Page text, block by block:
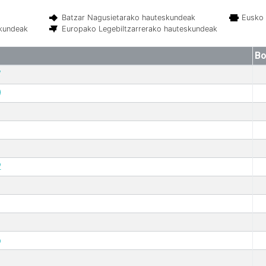
Batzar Nagusietarako hauteskundeak
Europako Legebiltzarrerako hauteskundeak